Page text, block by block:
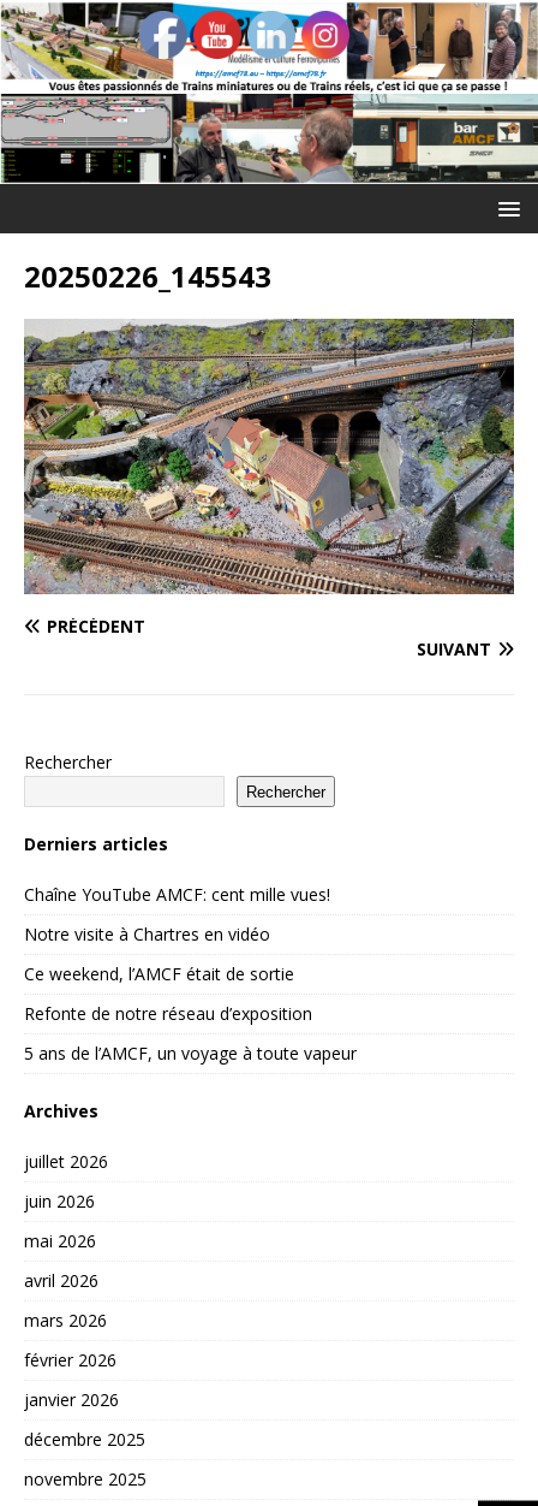
20250226_145543
PRÉCÉDENT
SUIVANT
Rechercher
Rechercher
Derniers articles
Chaîne YouTube AMCF: cent mille vues!
Notre visite à Chartres en vidéo
Ce weekend, l’AMCF était de sortie
Refonte de notre réseau d’exposition
5 ans de l’AMCF, un voyage à toute vapeur
Archives
juillet 2026
juin 2026
mai 2026
avril 2026
mars 2026
février 2026
janvier 2026
décembre 2025
novembre 2025